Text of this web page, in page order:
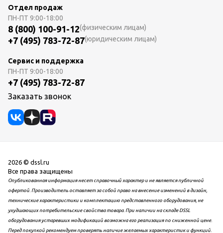
Отдел продаж
ПН-ПТ 9:00-18:00
8 (800) 100-91-12(физическим лицам)
+7 (495) 783-72-87(юридическим лицам)
Сервис и поддержка
ПН-ПТ 9:00-18:00
+7 (495) 783-72-87
Заказать звонок
2026 © dssl.ru
Все права защищены
Опубликованная информация несет справочный характер и не является публичной
офертой. Производитель оставляет за собой право на внесение изменений в дизайн,
технические характеристики и комплектацию представленного оборудования, не
ухудшающих потребительские свойства товара. При наличии на складе DSSL
оборудования устаревших модификаций возможна его реализация по сниженной цене.
Перед покупкой рекомендуем проверять наличие желаемых характеристик и функций.